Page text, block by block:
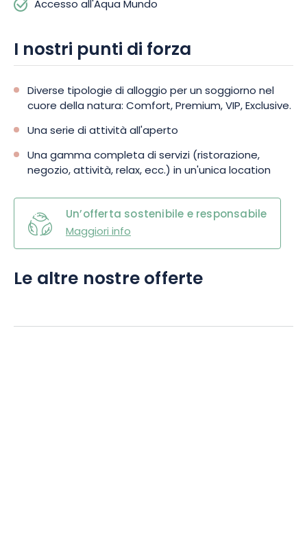
in continua evoluzione e sfrutta sottilmente i sapori del
silenziosa della campagna circostante.
percorsi avventura del parco o visitare i nostri amici animali
nella fattoria didattica. L’offerta è ricca di altre attività. Una
vacanza all’insegna del relax e dell’avventura vi aspetta al
Center Parcs Domaine Les Trois Forêts.
Siete alla ricerca di un’esperienza eccezionale per la
alloggi insoliti: con i suoi cottage a tema avventura esotica,
animali della foresta o racconti del regno, ce n’è per tutti i
gusti!
Accesso all'Aqua Mundo
I nostri punti di forza
Diverse tipologie di alloggio per un soggiorno nel
cuore della natura: Comfort, Premium, VIP, Exclusive.
Una serie di attività all'aperto
Una gamma completa di servizi (ristorazione,
negozio, attività, relax, ecc.) in un'unica location
Un’offerta sostenibile e responsabile
Maggiori info
Le altre nostre offerte